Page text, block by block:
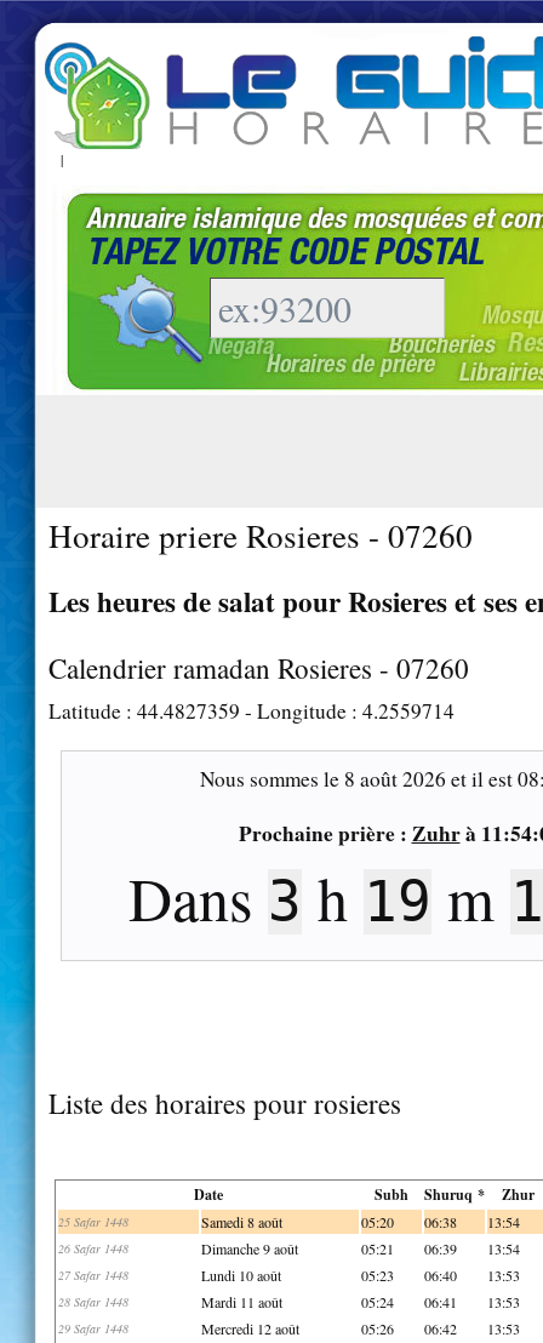
|
Horaire priere Rosieres - 07260
Les heures de salat pour Rosieres et ses
Calendrier ramadan Rosieres - 07260
Latitude : 44.4827359 - Longitude : 4.2559714
Nous sommes le 8 août 2026 et il est
Prochaine prière : Zuhrà
Dans 3 h 19 m
Liste des horaires pour rosieres
Date Subh Shuruq * Zhur
25 Safar 1448 Samedi 8 août 05:20 06:38 13:54
26 Safar 1448 Dimanche 9 août 05:21 06:39 13:54
27 Safar 1448 Lundi 10 août 05:23 06:40 13:53
28 Safar 1448 Mardi 11 août 05:24 06:41 13:53
29 Safar 1448 Mercredi 12 août 05:26 06:42 13:53